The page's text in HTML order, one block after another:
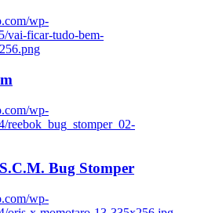
wp-
vai-ficar-tudo-bem-
wp-
reebok_bug_stomper_02-
Bug Stomper
wp-